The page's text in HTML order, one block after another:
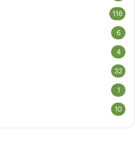
116
6
4
32
1
10